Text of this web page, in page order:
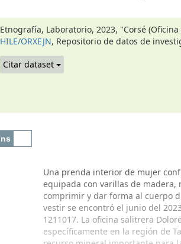
Etnografía, Laboratorio, 2023, "Corsé
HILE/ORXEJN, Repositorio de datos de
Citar dataset
Una prenda interior de mujer
equipada con varillas de madera,
comprimir y dar forma al cuerpo
vestir se encontró el junio del
1211017. La oficina salitrera
específicamente en la región de